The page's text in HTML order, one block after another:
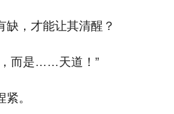
，才能让其清醒？
而是……天道！”
。